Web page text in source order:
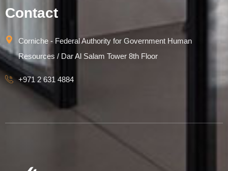
Contact
Corniche - Federal Authority for Government Human
Resources / Dar Al Salam Tower 8th Floor
+971 2 631 4884